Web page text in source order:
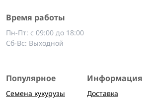
Время работы
Пн-Пт: с 09:00 до 18:00
Сб-Вс: Выходной
Популярное
Семена кукурузы
Информация
Доставка